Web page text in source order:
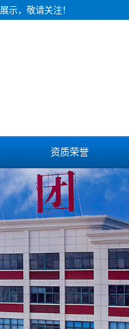
示，敬请关注！
资质荣誉